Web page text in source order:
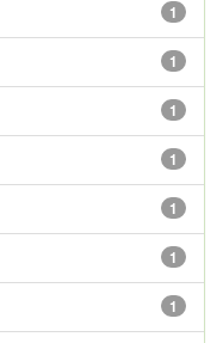
1
1
1
1
1
1
1